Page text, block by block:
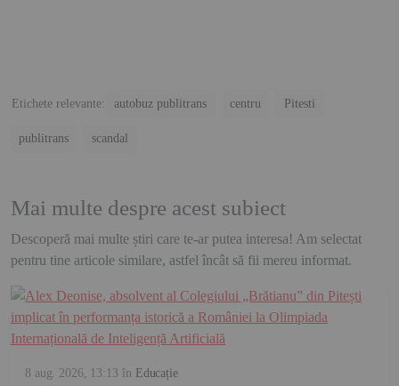
Etichete relevante: autobuz publitrans centru Pitesti
publitrans scandal
Mai multe despre acest subiect
Descoperă mai multe știri care te-ar putea interesa! Am selectat
pentru tine articole similare, astfel încât să fii mereu informat.
8 aug. 2026, 13:13 în Educație